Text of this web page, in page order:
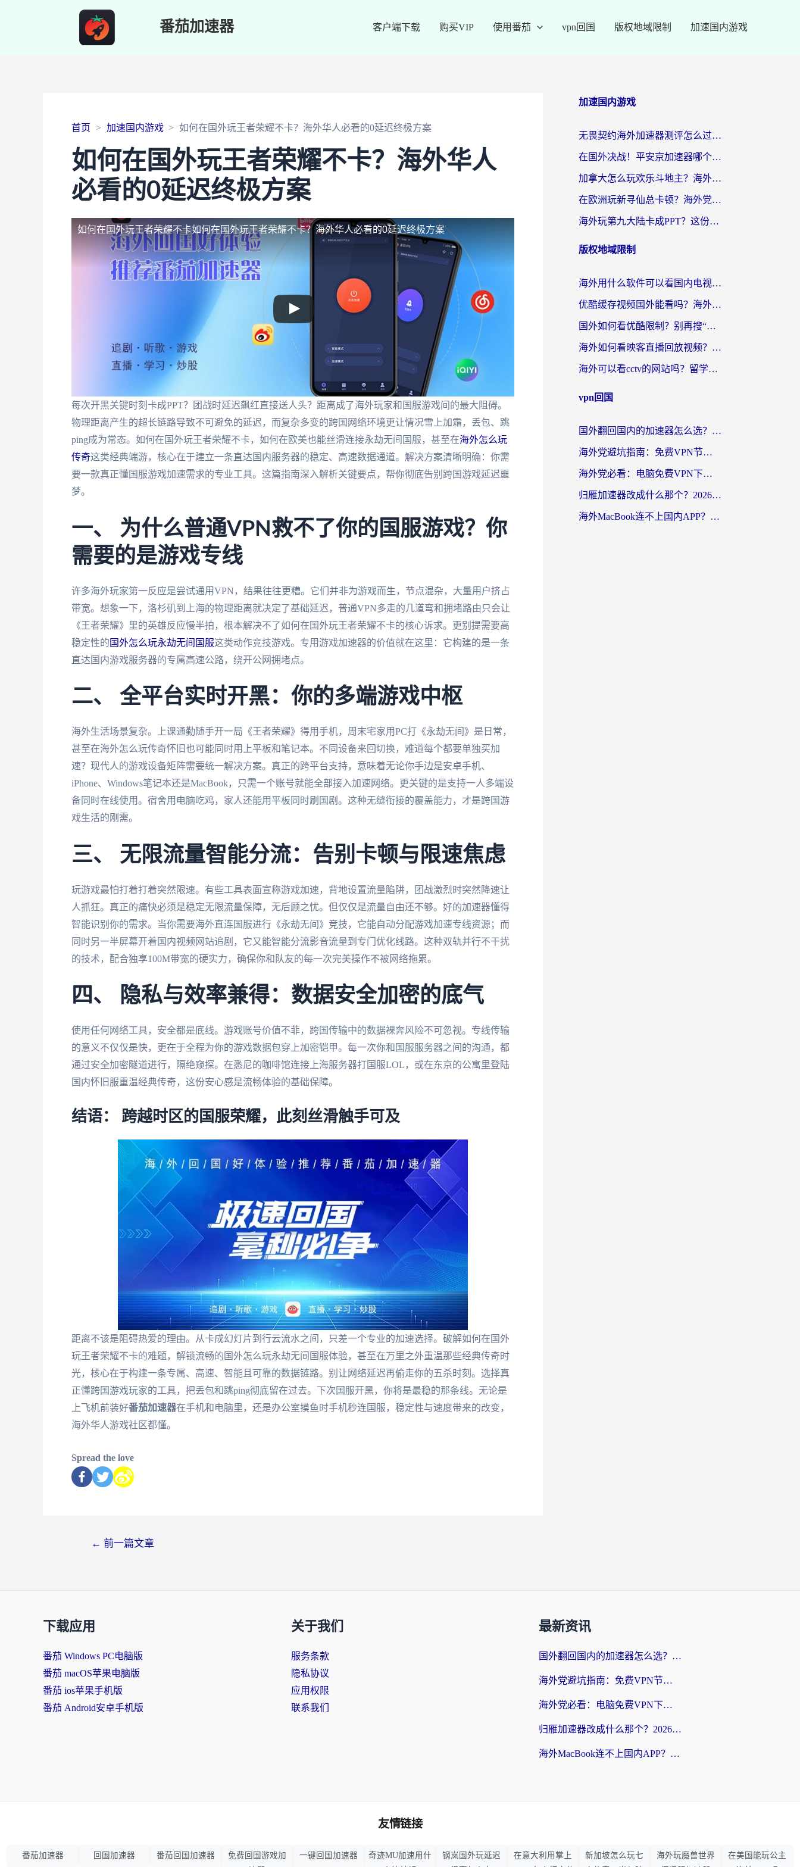
番茄加速器 客户端下载 购买VIP 使用番茄 vpn回国 版权地域限制 加速国内游戏
首页 加速国内游戏 如何在国外玩王者荣耀不卡？海外华人必看的0延迟终极方案
如何在国外玩王者荣耀不卡？海外华人
必看的0延迟终极方案
如何在国外玩王者荣耀不卡如何在国外玩王者荣耀不卡？海外华人必看的0延迟终极方案
每次开黑关键时刻卡成PPT？团战时延迟飙红直接送人头？距离成了海外玩家和国服游戏间的最大阻碍。
物理距离产生的超长链路导致不可避免的延迟，而复杂多变的跨国网络环境更让情况雪上加霜，丢包、跳
ping成为常态。如何在国外玩王者荣耀不卡，如何在欧美也能丝滑连接永劫无间国服，甚至在海外怎么玩
传奇这类经典端游，核心在于建立一条直达国内服务器的稳定、高速数据通道。解决方案清晰明确：你需
要一款真正懂国服游戏加速需求的专业工具。这篇指南深入解析关键要点，帮你彻底告别跨国游戏延迟噩
梦。
一、 为什么普通VPN救不了你的国服游戏？你
需要的是游戏专线
许多海外玩家第一反应是尝试通用VPN，结果往往更糟。它们并非为游戏而生，节点混杂，大量用户挤占
带宽。想象一下，洛杉矶到上海的物理距离就决定了基础延迟，普通VPN多走的几道弯和拥堵路由只会让
《王者荣耀》里的英雄反应慢半拍，根本解决不了如何在国外玩王者荣耀不卡的核心诉求。更别提需要高
稳定性的 国外怎么玩永劫无间国服这类动作竞技游戏。专用游戏加速器的价值就在这里：它构建的是一条
直达国内游戏服务器的专属高速公路，绕开公网拥堵点。
二、 全平台实时开黑：你的多端游戏中枢
海外生活场景复杂。上课通勤随手开一局《王者荣耀》得用手机，周末宅家用PC打《永劫无间》是日常，
甚至在海外怎么玩传奇怀旧也可能同时用上平板和笔记本。不同设备来回切换，难道每个都要单独买加
速？现代人的游戏设备矩阵需要统一解决方案。真正的跨平台支持，意味着无论你手边是安卓手机、
iPhone、Windows笔记本还是MacBook，只需一个账号就能全部接入加速网络。更关键的是支持一人多端设
备同时在线使用。宿舍用电脑吃鸡，家人还能用平板同时刷国剧。这种无缝衔接的覆盖能力，才是跨国游
戏生活的刚需。
三、 无限流量智能分流：告别卡顿与限速焦虑
玩游戏最怕打着打着突然限速。有些工具表面宣称游戏加速，背地设置流量陷阱，团战激烈时突然降速让
人抓狂。真正的痛快必须是稳定无限流量保障，无后顾之忧。但仅仅是流量自由还不够。好的加速器懂得
智能识别你的需求。当你需要海外直连国服进行《永劫无间》竞技，它能自动分配游戏加速专线资源；而
同时另一半屏幕开着国内视频网站追剧，它又能智能分流影音流量到专门优化线路。这种双轨并行不干扰
的技术，配合独享100M带宽的硬实力，确保你和队友的每一次完美操作不被网络拖累。
四、 隐私与效率兼得：数据安全加密的底气
使用任何网络工具，安全都是底线。游戏账号价值不菲，跨国传输中的数据裸奔风险不可忽视。专线传输
的意义不仅仅是快，更在于全程为你的游戏数据包穿上加密铠甲。每一次你和国服服务器之间的沟通，都
通过安全加密隧道进行，隔绝窥探。在悉尼的咖啡馆连接上海服务器打国服LOL，或在东京的公寓里登陆
国内怀旧服重温经典传奇，这份安心感是流畅体验的基础保障。
结语： 跨越时区的国服荣耀，此刻丝滑触手可及
距离不该是阻碍热爱的理由。从卡成幻灯片到行云流水之间，只差一个专业的加速选择。破解如何在国外
玩王者荣耀不卡的难题，解锁流畅的国外怎么玩永劫无间国服体验，甚至在万里之外重温那些经典传奇时
光，核心在于构建一条专属、高速、智能且可靠的数据链路。别让网络延迟再偷走你的五杀时刻。选择真
正懂跨国游戏玩家的工具，把丢包和跳ping彻底留在过去。下次国服开黑，你将是最稳的那条线。无论是
上飞机前装好番茄加速器在手机和电脑里，还是办公室摸鱼时手机秒连国服，稳定性与速度带来的改变，
海外华人游戏社区都懂。
Spread the love
← 前一篇文章
加速国内游戏
无畏契约海外加速器测评怎么过？海外玩家亲测实用指南（附小众技巧）
在国外决战！平安京加速器哪个好用一点？老玩家亲测番茄加速器全解析
加拿大怎么玩欢乐斗地主？海外党国服游戏加速终极指南（附绝地求生未来之役300英雄实测）
在欧洲玩新寻仙总卡顿？海外党必看的国服游戏加速全攻略
海外玩第九大陆卡成PPT？这份网络加速指南帮你丝滑上分
版权地域限制
海外用什么软件可以看国内电视？留学生亲测有效的追剧自由指南
优酷缓存视频国外能看吗？海外党追剧看片的终极解决方案来了
国外如何看优酷限制？别再搜“在日本哪个软件可以看中国电视剧”，这篇教你搞定
海外如何看映客直播回放视频？这份攻略帮你搞定（附腾讯优酷观看技巧）
海外可以看cctv的网站吗？留学生亲测有效的回国追剧方案
vpn回国
国外翻回国内的加速器怎么选？海外党亲测实用指南，告别地域限制
海外党避坑指南：免费VPN节点真的靠谱吗？教你选对回国加速器无缝访问国内资源
海外党必看：电脑免费VPN下载指南+回国加速器选择全攻略，告别地区限制
归雁加速器改成什么那个？2026海外党回国加速全攻略：告别地区限制，轻松刷剧玩游戏
海外MacBook连不上国内APP？选对回国VPN，告别地区限制的烦恼
下载应用
番茄 Windows PC电脑版
番茄 macOS苹果电脑版
番茄 ios苹果手机版
番茄 Android安卓手机版
关于我们
服务条款
隐私协议
应用权限
联系我们
最新资讯
国外翻回国内的加速器怎么选？海外党亲测实用指南，告别地域限制
海外党避坑指南：免费VPN节点真的靠谱吗？教你选对回国加速器无缝访问国内资源
海外党必看：电脑免费VPN下载指南+回国加速器选择全攻略，告别地区限制
归雁加速器改成什么那个？2026海外党回国加速全攻略：告别地区限制，轻松刷剧玩游戏
海外MacBook连不上国内APP？选对回国VPN，告别地区限制的烦恼
友情链接
番茄加速器 回国加速器 番茄回国加速器
免费回国游戏加
一键回国加速器
奇迹MU加速用什
钢岚国外玩延迟
在意大利用掌上
新加坡怎么玩七
海外玩魔兽世界
在美国能玩公主